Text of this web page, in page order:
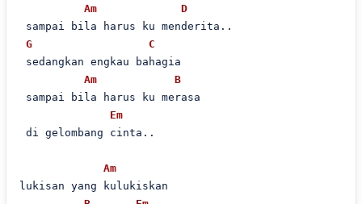
Am
D
sampai bila harus ku menderita..
G
C
sedangkan engkau bahagia
Am
B
sampai bila harus ku merasa
Em
di gelombang cinta..
Am
lukisan yang kulukiskan